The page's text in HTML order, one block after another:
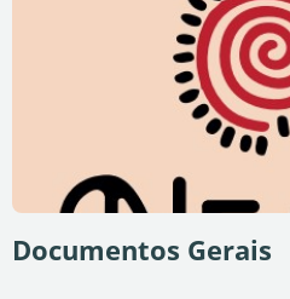
Documentos Gerais